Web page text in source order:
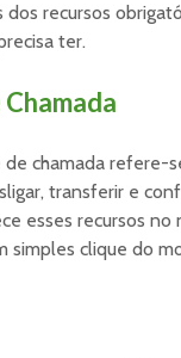
dos recursos
ter.
chamada refere-
transferir e
esses recursos
simples clique do